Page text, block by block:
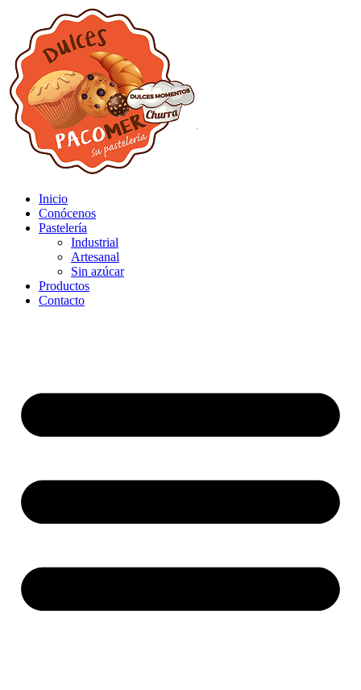
Inicio
Conócenos
Pastelería
Industrial
Artesanal
Sin azúcar
Productos
Contacto